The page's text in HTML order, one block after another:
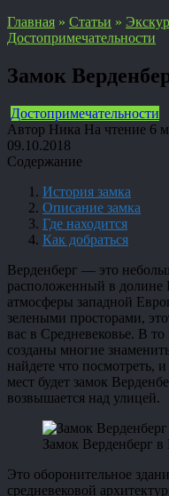
Главная » Статьи »
Достопримечательности
Замок
Достопримечательности
Автор Ника На чтение 6
09.10.2018
Содержание
История замка
Описание замка
Где находится
Как добраться
Верденберг — это
расположенный в долине
атмосферы западной
зелеными просторами,
вас в Средневековье. В
созданы многие
найдете что посмотреть,
мест будет замок
возвышается над улицей.
Замок Верденберг
Это оборонительное
средневековой